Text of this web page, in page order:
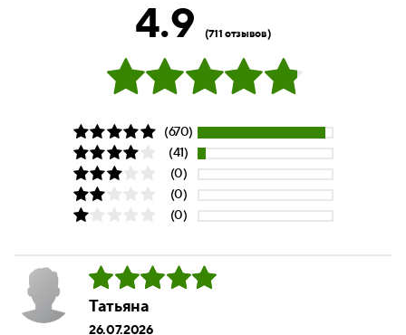
4.9 (711 отзывов)
(670)
(41)
(0)
(0)
(0)
Татьяна
26.07.2026